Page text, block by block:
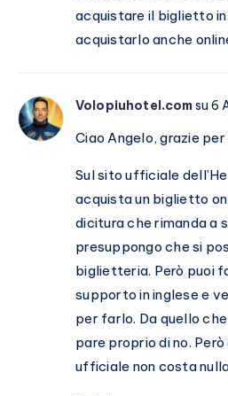
acquistare il biglietto
acquistarlo anche
Volopiuhotel.comsu 6
Ciao Angelo, grazie
Sul sito ufficiale
acquista un biglietto
dicitura che rimanda a
presuppongo che si
biglietteria. Però puoi
supporto in inglese e
per farlo. Da quello
pare proprio di no.
ufficiale non costa